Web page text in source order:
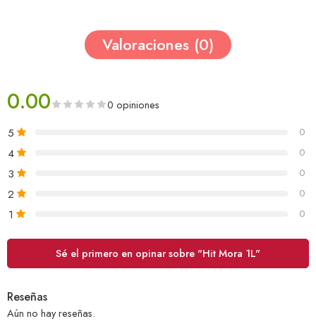
Valoraciones (0)
0.00 0 opiniones
5 0
4 0
3 0
2 0
1 0
Sé el primero en opinar sobre "Hit Mora 1L"
Reseñas
Aún no hay reseñas.